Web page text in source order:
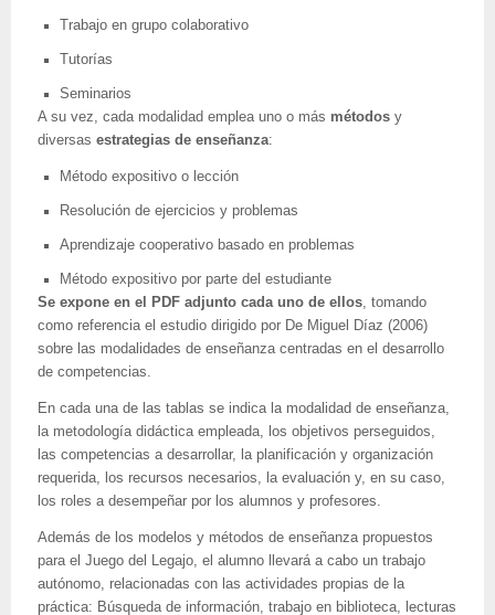
Trabajo en grupo colaborativo
Tutorías
Seminarios
A su vez, cada modalidad emplea uno o más métodos y
diversas estrategias de enseñanza:
Método expositivo o lección
Resolución de ejercicios y problemas
Aprendizaje cooperativo basado en problemas
Método expositivo por parte del estudiante
Se expone en el PDF adjunto cada uno de ellos , tomando
como referencia el estudio dirigido por De Miguel Díaz (2006)
sobre las modalidades de enseñanza centradas en el desarrollo
de competencias.
En cada una de las tablas se indica la modalidad de enseñanza,
la metodología didáctica empleada, los objetivos perseguidos,
las competencias a desarrollar, la planificación y organización
requerida, los recursos necesarios, la evaluación y, en su caso,
los roles a desempeñar por los alumnos y profesores.
Además de los modelos y métodos de enseñanza propuestos
para el Juego del Legajo, el alumno llevará a cabo un trabajo
autónomo, relacionadas con las actividades propias de la
práctica: Búsqueda de información, trabajo en biblioteca, lecturas